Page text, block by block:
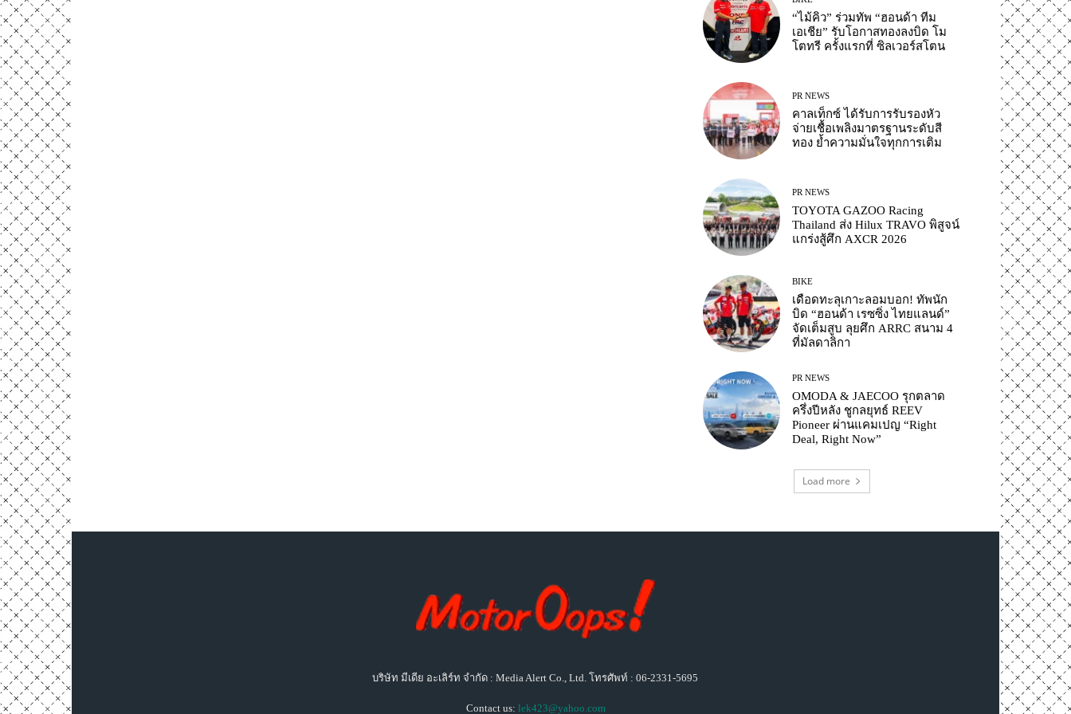
“ไม้คิว” ร่วมทัพ “ฮอนด้า ทีม
เอเชีย” รับโอกาสทองลงบิด โม
โตทรี ครั้งแรกที่ ซิลเวอร์สโตน
PR NEWS
คาลเท็กซ์ ได้รับการรับรองหัว
จ่ายเชื้อเพลิงมาตรฐานระดับสี
ทอง ย้ำความมั่นใจทุกการเติม
PR NEWS
TOYOTA GAZOO Racing
Thailand ส่ง Hilux TRAVO พิสูจน์
แกร่งสู้ศึก AXCR 2026
BIKE
เดือดทะลุเกาะลอมบอก! ทัพนัก
บิด “ฮอนด้า เรซซิ่ง ไทยแลนด์”
จัดเต็มสูบ ลุยศึก ARRC สนาม 4
ที่มัลดาลิกา
PR NEWS
OMODA & JAECOO รุกตลาด
ครึ่งปีหลัง ชูกลยุทธ์ REEV
Pioneer ผ่านแคมเปญ “Right
Deal, Right Now”
Load more
บริษัท มีเดีย อะเลิร์ท จำกัด : Media Alert Co., Ltd. โทรศัพท์ : 06-2331-5695
Contact us: lek423@yahoo.com